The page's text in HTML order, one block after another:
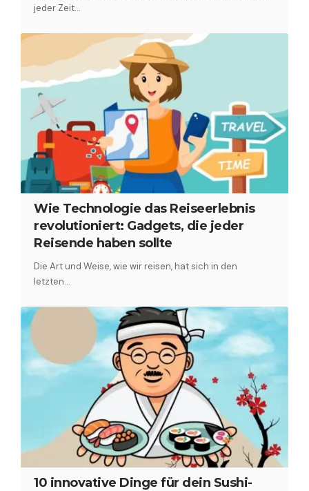
jeder Zeit…
Wie Technologie das Reiseerlebnis
revolutioniert: Gadgets, die jeder
Reisende haben sollte
Die Art und Weise, wie wir reisen, hat sich in den
letzten…
10 innovative Dinge für dein Sushi-